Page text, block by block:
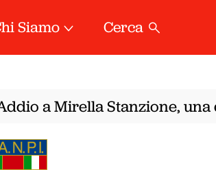
Siamo Cerca
a Mirella Stanzione, una